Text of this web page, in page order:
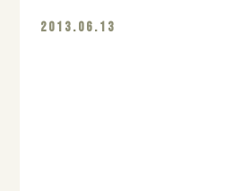
2013.06.13